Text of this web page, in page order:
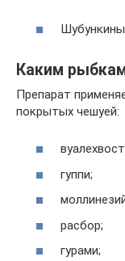
Шубункины.
Каким
Препарат
покрытых чешуей:
гуппи;
расбор;
гурами;